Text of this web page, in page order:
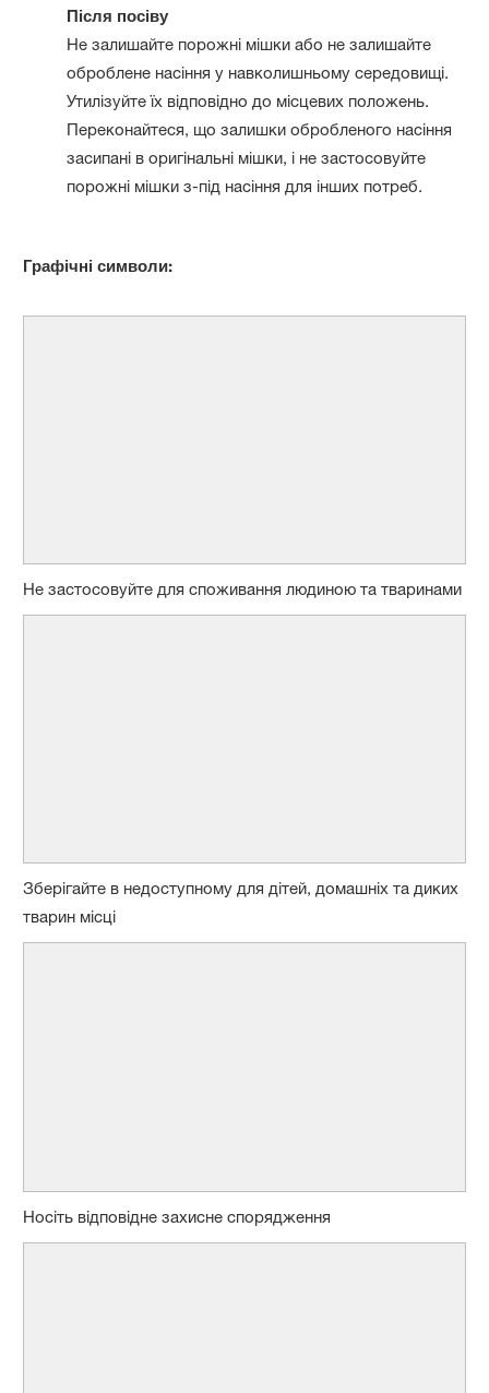
Після посіву
Не залишайте порожні мішки або не залишайте
оброблене насіння у навколишньому середовищі.
Утилізуйте їх відповідно до місцевих положень.
Переконайтеся, що залишки обробленого насіння
засипані в оригінальні мішки, і не застосовуйте
порожні мішки з-під насіння для інших потреб.
Графічні символи:
Не застосовуйте для споживання людиною та тваринами
Зберігайте в недоступному для дітей, домашніх та диких
тварин місці
Носіть відповідне захисне спорядження